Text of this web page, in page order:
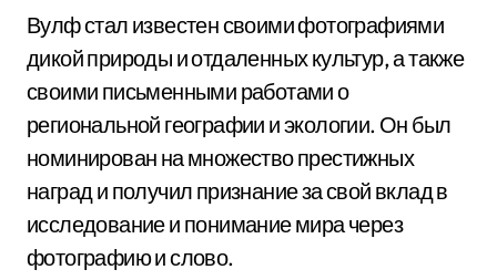
Вулф стал известен своими фотографиями
дикой природы и отдаленных культур, а также
своими письменными работами о
региональной географии и экологии. Он был
номинирован на множество престижных
наград и получил признание за свой вклад в
исследование и понимание мира через
фотографию и слово.